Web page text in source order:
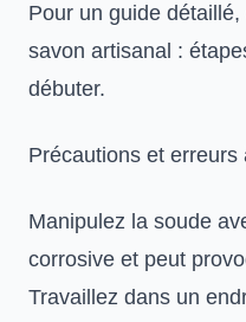
Pour un guide
savon artisanal :
débuter.
Précautions et erreurs
Manipulez la soude
corrosive et peut
Travaillez dans un